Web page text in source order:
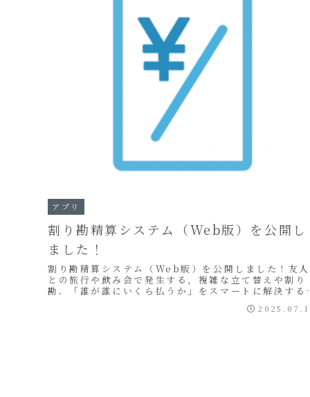
アプリ
割り勘精算システム（Web版）を公開し
ました！
割り勘精算システム（Web版）を公開しました！友人
との旅行や飲み会で発生する，複雑な立て替えや割り
勘．「誰が誰にいくら払うか」をスマートに解決する